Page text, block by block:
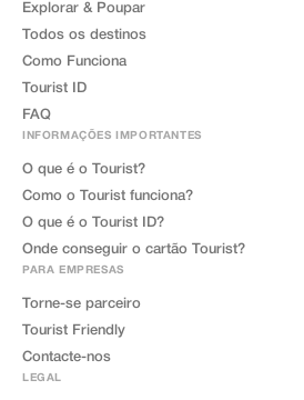
Explorar & Poupar
Todos os destinos
Como Funciona
Tourist ID
FAQ
INFORMAÇÕES IMPORTANTES
O que é o Tourist?
Como o Tourist funciona?
O que é o Tourist ID?
Onde conseguir o cartão Tourist?
PARA EMPRESAS
Torne-se parceiro
Tourist Friendly
Contacte-nos
LEGAL